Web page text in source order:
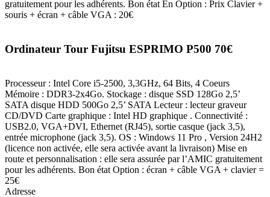
gratuitement pour les adhérents. Bon état En Option : Prix Clavier +
souris + écran + câble VGA : 20€
Ordinateur Tour Fujitsu ESPRIMO P500 70€
Processeur : Intel Core i5-2500, 3,3GHz, 64 Bits, 4 Coeurs
Mémoire : DDR3-2x4Go. Stockage : disque SSD 128Go 2,5’
SATA disque HDD 500Go 2,5’ SATA Lecteur : lecteur graveur
CD/DVD Carte graphique : Intel HD graphique . Connectivité :
USB2.0, VGA+DVI, Ethernet (RJ45), sortie casque (jack 3,5),
entrée microphone (jack 3,5). OS : Windows 11 Pro , Version 24H2
(licence non activée, elle sera activée avant la livraison) Mise en
route et personnalisation : elle sera assurée par l’AMIC gratuitement
pour les adhérents. Bon état Option : écran + câble VGA + clavier =
25€
Adresse